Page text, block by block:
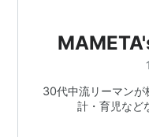
30代中流リーマンが
計・育児など